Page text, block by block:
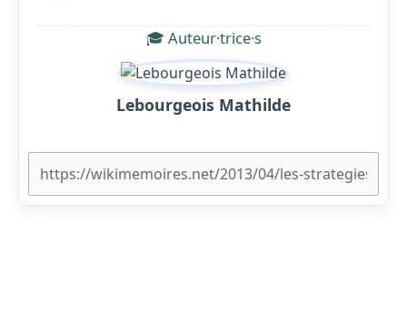
🎓 Auteur·trice·s
Lebourgeois Mathilde